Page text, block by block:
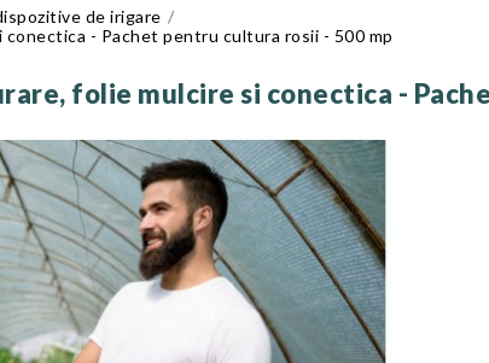
de irigare
- Pachet pentru cultura rosii - 500 mp
folie mulcire si conectica -